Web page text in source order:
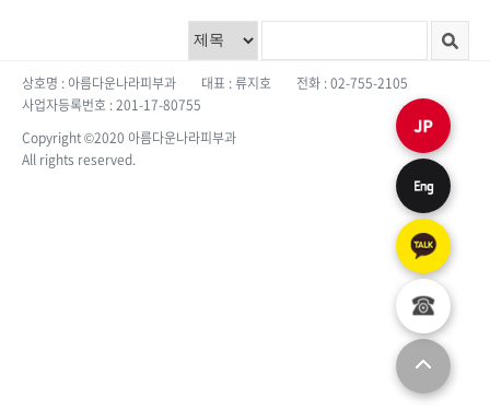
상호명 : 아름다운나라피부과 대표 : 류지호
전화 : 02-755-2105
사업자등록번호 : 201-17-80755
Copyright ©2020 아름다운나라피부과
All rights reserved.